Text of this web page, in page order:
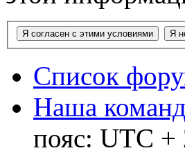
Список
Наша
пояс: UTC +